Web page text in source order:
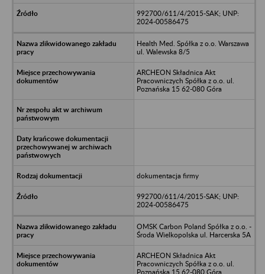
992700/611/4/2015-SAK; UNP:
2024-00586475
Health Med. Spółka z o.o. Warszawa
ul. Walewska 8/5
ARCHEON Składnica Akt
Pracowniczych Spółka z o.o. ul.
Poznańska 15 62-080 Góra
dokumentacja firmy
992700/611/4/2015-SAK; UNP:
2024-00586475
OMSK Carbon Poland Spółka z o.o. -
Środa Wielkopolska ul. Harcerska 5A
ARCHEON Składnica Akt
Pracowniczych Spółka z o.o. ul.
Poznańska 15 62-080 Góra